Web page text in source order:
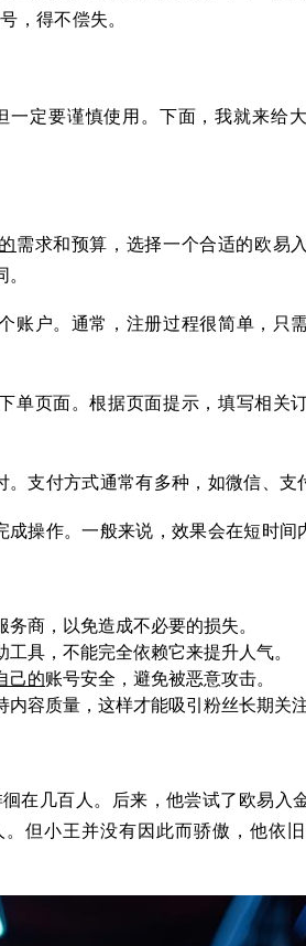
，得不偿失。
定要谨慎使用。下面，我就来给
需求和预算，选择一个合适的欧易
账户。通常，注册过程很简单，只
单页面。根据页面提示，填写相关
。支付方式通常有多种，如微信、支
操作。一般来说，效果会在短时间
务商，以免造成不必要的损失。
工具，不能完全依赖它来提升人气。
己的账号安全，避免被恶意攻击。
容质量，这样才能吸引粉丝长期关注
在几百人。后来，他尝试了欧易入
但小王并没有因此而骄傲，他依